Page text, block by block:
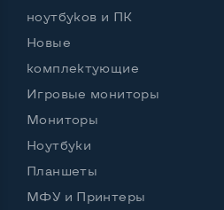
Возможности видеокарты:
Тип видеокарты
Видеопроцессор ноутбука
Размер видеопамяти, Гб
Удобство пользования:
Материал корпуса
ноутбуков и ПК
Новые
комплектующие
Игровые мониторы
Мониторы
Ноутбуки
Планшеты
МФУ и Принтеры